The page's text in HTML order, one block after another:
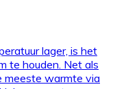
lager, is het
te houden. Net als
meeste warmte via